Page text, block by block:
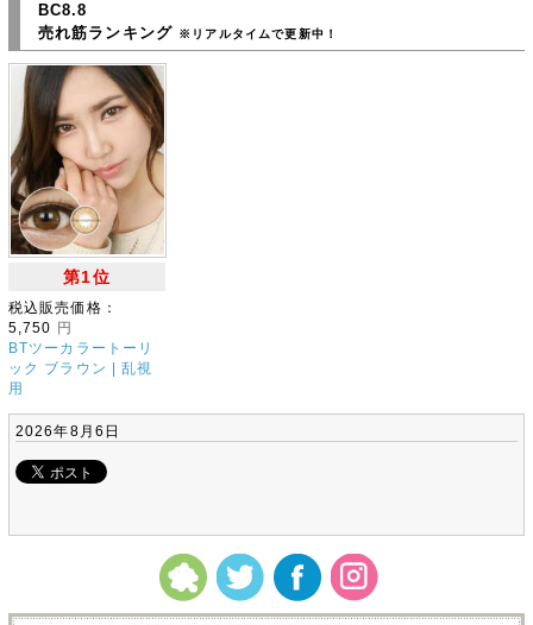
BC8.8
売れ筋ランキング ※リアルタイムで更新中！
第1位
税込販売価格：
5,750 円
BTツーカラートーリ
ック ブラウン | 乱視
用
2026年8月6日